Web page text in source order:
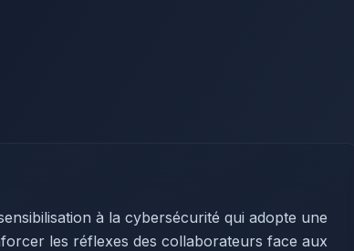
à la cybersécurité qui adopte une
les réflexes des collaborateurs face aux